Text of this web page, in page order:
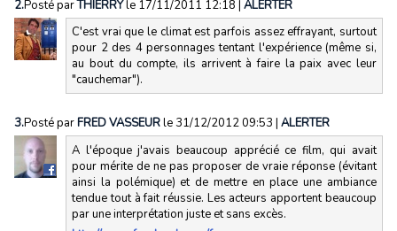
2.Posté parTHIERRYle 17/11/2011 12:18 | ALERTER
C'est vrai que le climat est parfois assez effrayant, surtout
pour 2 des 4 personnages tentant l'expérience (même si,
au bout du compte, ils arrivent à faire la paix avec leur
"cauchemar").
3.Posté parFRED VASSEURle 31/12/2012 09:53 | ALERTER
A l'époque j'avais beaucoup apprécié ce film, qui avait
pour mérite de ne pas proposer de vraie réponse (évitant
ainsi la polémique) et de mettre en place une ambiance
tendue tout à fait réussie. Les acteurs apportent beaucoup
par une interprétation juste et sans excès.